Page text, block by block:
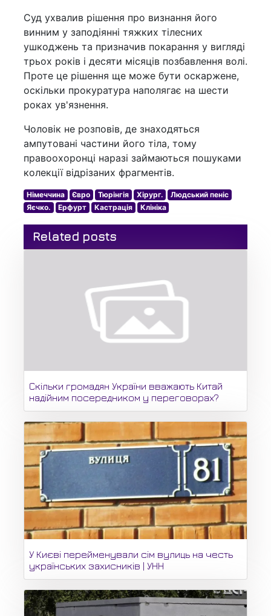
Суд ухвалив рішення про визнання його
винним у заподіянні тяжких тілесних
ушкоджень та призначив покарання у вигляді
трьох років і десяти місяців позбавлення волі.
Проте це рішення ще може бути оскаржене,
оскільки прокуратура наполягає на шести
роках ув'язнення.
Чоловік не розповів, де знаходяться
ампутовані частини його тіла, тому
правоохоронці наразі займаються пошуками
колекції відрізаних фрагментів.
Німеччина Євро Тюрінгія Хірург.
Людський пеніс
Яєчко.
Ерфурт Кастрація Клініка
Related posts
Скільки громадян України вважають Китай
надійним посередником у переговорах?
У Києві перейменували сім вулиць на честь
українських захисників | УНН